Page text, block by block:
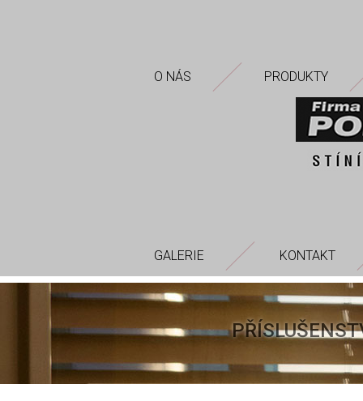
O NÁS PRODUKTY
GALERIE KONTAKT